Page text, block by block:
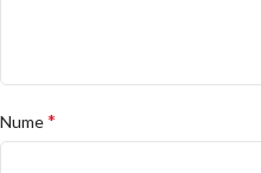
Nume*